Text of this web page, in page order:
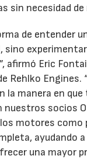
sin necesidad
de entender
sino
afirmó Eric
Rehlko Engines.
la manera en
nuestros socios
motores como
ayudando
una mayor